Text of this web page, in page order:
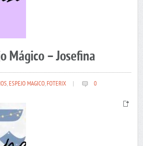
Mágico – Josefina
,ESPEJO MAGICO,FOTERIX 0